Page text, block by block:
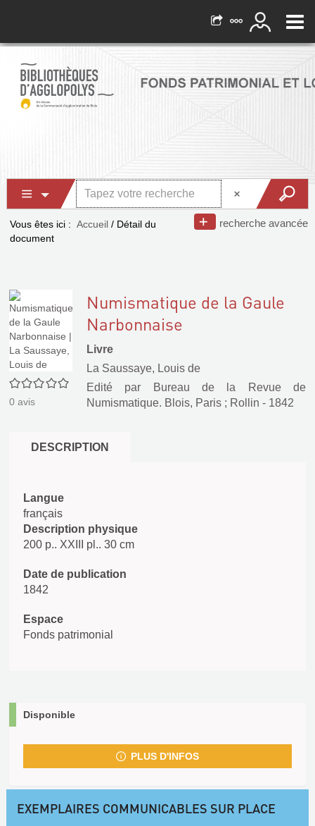
recherche avancée
Vous êtes ici : Accueil / Détail du
document
0/5
0 avis
Numismatique de la Gaule
Narbonnaise
Livre
La Saussaye, Louis de
Edité par
Bureau de la Revue de
Numismatique. Blois, Paris ; Rollin - 1842
DESCRIPTION
Langue
français
Description physique
200 p.. XXIII pl.. 30 cm
Date de publication
1842
Espace
Fonds patrimonial
Disponible
PLUS D'INFOS
EXEMPLAIRES COMMUNICABLES SUR PLACE